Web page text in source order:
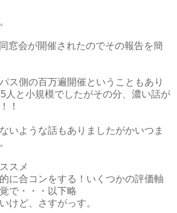
窓会が開催されたのでその報告を簡
ス側の百万遍開催ということもあり
人と小規模でしたがその分、濃い話が
！
いような話もありましたがかいつま
スメ
に合コンをする！いくつかの評価軸
で・・・以下略
けど、さすがっす。